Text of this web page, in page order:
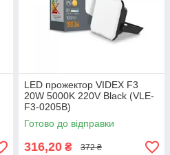
LED прожектор VIDEX F3
20W 5000K 220V Black (VLE-
F3-0205B)
Готово до відправки
316,20 ₴ 372 ₴